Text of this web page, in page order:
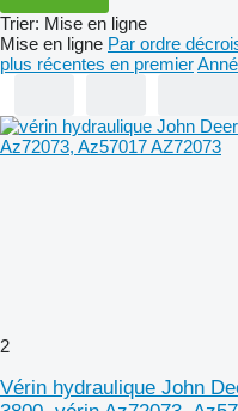
Trier: Mise en ligne
Mise en ligne Par ordre
plus récentes en premier
2
Vérin hydraulique John